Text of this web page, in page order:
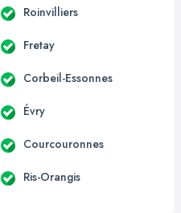
Roinvilliers
Fretay
Corbeil-Essonnes
Évry
Courcouronnes
Ris-Orangis